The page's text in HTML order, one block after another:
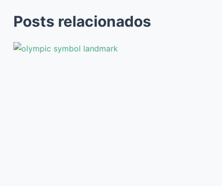
Posts relacionados